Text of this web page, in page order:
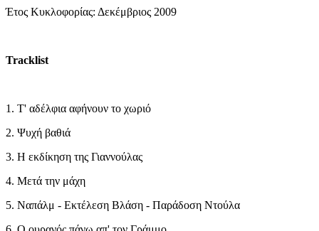
Έτος Κυκλοφορίας: Δεκέμβριος 2009
Tracklist
1. Τ' αδέλφια αφήνουν το χωριό
2. Ψυχή βαθιά
3. Η εκδίκηση της Γιαννούλας
4. Μετά την μάχη
5. Ναπάλμ - Εκτέλεση Βλάση - Παράδοση Ντούλα